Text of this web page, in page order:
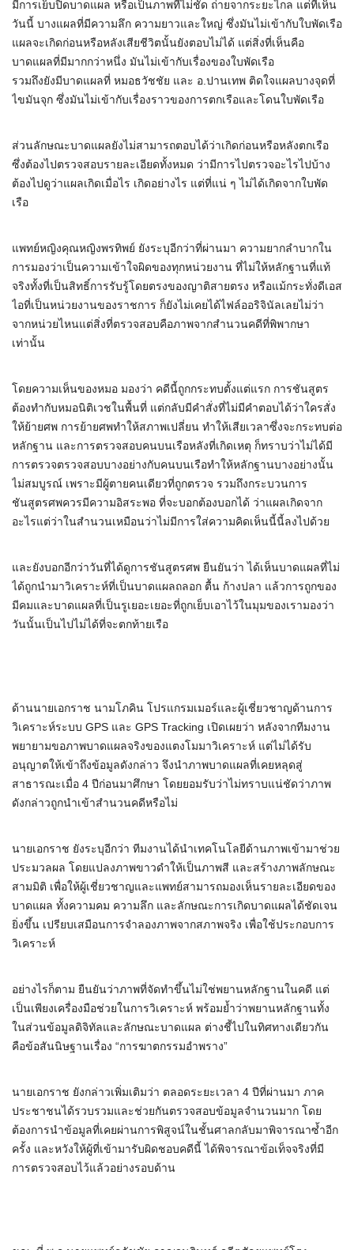
มีการเย็บปิดบาดแผล หรือเป็นภาพที่ไม่ชัด ถ่ายจากระยะไกล แต่ที่เห็น
วันนี้ บางแผลที่มีความลึก ความยาวและใหญ่ ซึ่งมันไม่เข้ากับใบพัดเรือ
แผลจะเกิดก่อนหรือหลังเสียชีวิตนั้นยังตอบไม่ได้ แต่สิ่งที่เห็นคือ
บาดแผลที่มีมากกว่าหนึ่ง มันไม่เข้ากับเรื่องของใบพัดเรือ
รวมถึงยังมีบาดแผลที่ หมอธวัชชัย และ อ.ปานเทพ ติดใจแผลบางจุดที่
ไขมันจุก ซึ่งมันไม่เข้ากับเรื่องราวของการตกเรือและโดนใบพัดเรือ
ส่วนลักษณะบาดแผลยังไม่สามารถตอบได้ว่าเกิดก่อนหรือหลังตกเรือ
ซึ่งต้องไปตรวจสอบรายละเอียดทั้งหมด ว่ามีการไปตรวจอะไรไปบ้าง
ต้องไปดูว่าแผลเกิดเมื่อไร เกิดอย่างไร แต่ที่แน่ ๆ ไม่ได้เกิดจากใบพัด
เรือ
แพทย์หญิงคุณหญิงพรทิพย์ ยังระบุอีกว่าที่ผ่านมา ความยากลำบากใน
การมองว่าเป็นความเข้าใจผิดของทุกหน่วยงาน ที่ไม่ให้หลักฐานที่แท้
จริงทั้งที่เป็นสิทธิ์การรับรู้โดยตรงของญาติสายตรง หรือแม้กระทั่งดีเอส
ไอที่เป็นหน่วยงานของราชการ ก็ยังไม่เคยได้ไฟล์ออริจินัลเลยไม่ว่า
จากหน่วยไหนแต่สิ่งที่ตรวจสอบคือภาพจากสำนวนคดีที่พิพากษา
เท่านั้น
โดยความเห็นของหมอ มองว่า คดีนี้ถูกกระทบตั้งแต่แรก การชันสูตร
ต้องทำกับหมอนิติเวชในพื้นที่ แต่กลับมีคำสั่งที่ไม่มีคำตอบได้ว่าใครสั่ง
ให้ย้ายศพ การย้ายศพทำให้สภาพเปลี่ยน ทำให้เสียเวลาซึ่งจะกระทบต่อ
หลักฐาน และการตรวจสอบคนบนเรือหลังที่เกิดเหตุ ก็ทราบว่าไม่ได้มี
การตรวจตรวจสอบบางอย่างกับคนบนเรือทำให้หลักฐานบางอย่างนั้น
ไม่สมบูรณ์ เพราะมีผู้ตายคนเดียวที่ถูกตรวจ รวมถึงกระบวนการ
ชันสูตรศพควรมีความอิสระพอ ที่จะบอกต้องบอกได้ ว่าแผลเกิดจาก
อะไรแต่ว่าในสำนวนเหมือนว่าไม่มีการใส่ความคิดเห็นนี้นี้ลงไปด้วย
และยังบอกอีกว่าวันที่ได้ดูการชันสูตรศพ ยืนยันว่า ได้เห็นบาดแผลที่ไม่
ได้ถูกนำมาวิเคราะห์ที่เป็นบาดแผลถลอก ตื้น ก้างปลา แล้วการถูกของ
มีคมและบาดแผลที่เป็นรูเยอะเยอะที่ถูกเย็บเอาไว้ในมุมของเรามองว่า
วันนั้นเป็นไปไม่ได้ที่จะตกท้ายเรือ
ด้านนายเอกราช นามโภคิน โปรแกรมเมอร์และผู้เชี่ยวชาญด้านการ
วิเคราะห์ระบบ GPS และ GPS Tracking เปิดเผยว่า หลังจากทีมงาน
พยายามขอภาพบาดแผลจริงของแตงโมมาวิเคราะห์ แต่ไม่ได้รับ
อนุญาตให้เข้าถึงข้อมูลดังกล่าว จึงนำภาพบาดแผลที่เคยหลุดสู่
สาธารณะเมื่อ 4 ปีก่อนมาศึกษา โดยยอมรับว่าไม่ทราบแน่ชัดว่าภาพ
ดังกล่าวถูกนำเข้าสำนวนคดีหรือไม่
นายเอกราช ยังระบุอีกว่า ทีมงานได้นำเทคโนโลยีด้านภาพเข้ามาช่วย
ประมวลผล โดยแปลงภาพขาวดำให้เป็นภาพสี และสร้างภาพลักษณะ
สามมิติ เพื่อให้ผู้เชี่ยวชาญและแพทย์สามารถมองเห็นรายละเอียดของ
บาดแผล ทั้งความคม ความลึก และลักษณะการเกิดบาดแผลได้ชัดเจน
ยิ่งขึ้น เปรียบเสมือนการจำลองภาพจากสภาพจริง เพื่อใช้ประกอบการ
วิเคราะห์
อย่างไรก็ตาม ยืนยันว่าภาพที่จัดทำขึ้นไม่ใช่พยานหลักฐานในคดี แต่
เป็นเพียงเครื่องมือช่วยในการวิเคราะห์ พร้อมย้ำว่าพยานหลักฐานทั้ง
ในส่วนข้อมูลดิจิทัลและลักษณะบาดแผล ต่างชี้ไปในทิศทางเดียวกัน
คือข้อสันนิษฐานเรื่อง “การฆาตกรรมอำพราง”
นายเอกราช ยังกล่าวเพิ่มเติมว่า ตลอดระยะเวลา 4 ปีที่ผ่านมา ภาค
ประชาชนได้รวบรวมและช่วยกันตรวจสอบข้อมูลจำนวนมาก โดย
ต้องการนำข้อมูลที่เคยผ่านการพิสูจน์ในชั้นศาลกลับมาพิจารณาซ้ำอีก
ครั้ง และหวังให้ผู้ที่เข้ามารับผิดชอบคดีนี้ ได้พิจารณาข้อเท็จจริงที่มี
การตรวจสอบไว้แล้วอย่างรอบด้าน